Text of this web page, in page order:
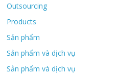
Outsourcing
Products
Sản phẩm
Sản phẩm và dịch vụ
Sản phẩm và dịch vụ